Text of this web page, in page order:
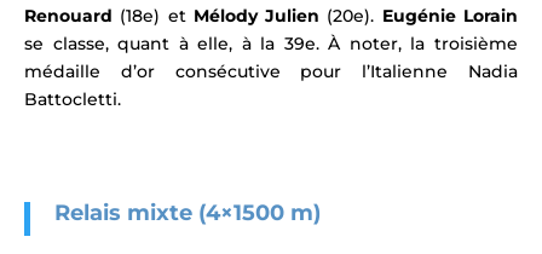
Renouard (18e) et Mélody Julien (20e). Eugénie Lorain
se classe, quant à elle, à la 39e. À noter, la troisième
médaille d’or consécutive pour l’Italienne Nadia
Battocletti.
Relais mixte (4×1500 m)